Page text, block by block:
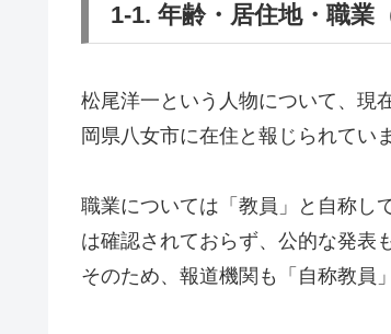
1-1. 年齢・居住地・職業
松尾洋一という人物について、現
岡県八女市に在住と報じられてい
職業については「教員」と自称し
は確認されておらず、公的な発表
そのため、報道機関も「自称教員